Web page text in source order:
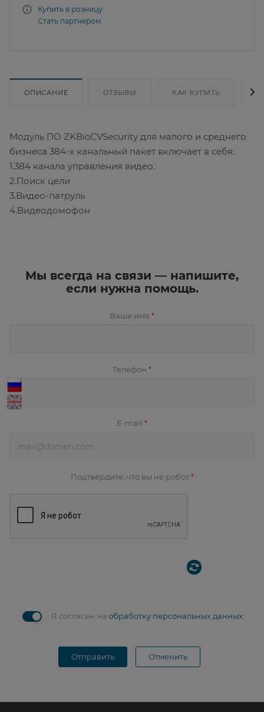
Купить в розницу
Стать партнером
ОПИСАНИЕ ОТЗЫВЫ КАК КУПИТЬ
Модуль ПО ZKBioCVSecurity для малого и среднего
бизнеса 384-х канальный пакет включает в себя:
1.384 канала управления видео.
2.Поиск цели
3.Видео-патруль
4.Видеодомофон
Мы всегда на связи — напишите,
если нужна помощь.
Ваше имя *
Телефон *
E-mail *
Подтвердите, что вы не робот *
Я согласен на обработку персональных данных
Отправить Отменить